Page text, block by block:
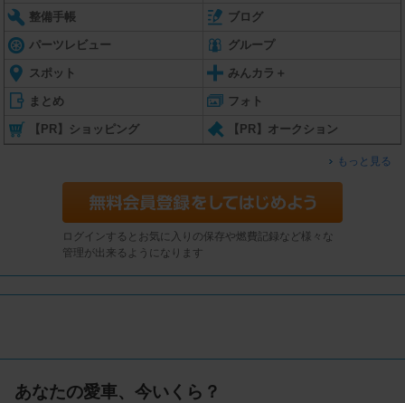
整備手帳 ブログ
パーツレビュー グループ
スポット みんカラ＋
まとめ フォト
【PR】ショッピング 【PR】オークション
もっと見る
ログインするとお気に入りの保存や燃費記録など様々な
管理が出来るようになります
あなたの愛車、今いくら？